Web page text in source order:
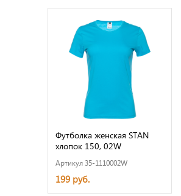
Футболка женская STAN
хлопок 150, 02W
Артикул 35-1110002W
199 руб.